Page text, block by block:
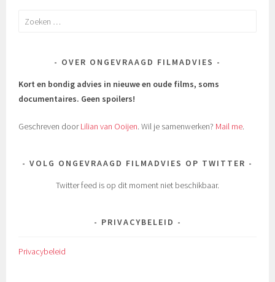
Zoeken
OVER ONGEVRAAGD FILMADVIES
Kort en bondig advies in nieuwe en oude films, soms
documentaires. Geen spoilers!
Geschreven doorLilian van Ooijen. Wil je samenwerken? Mail me.
VOLG ONGEVRAAGD FILMADVIES OP TWITTER
Twitter feed is op dit moment niet beschikbaar.
PRIVACYBELEID
Privacybeleid